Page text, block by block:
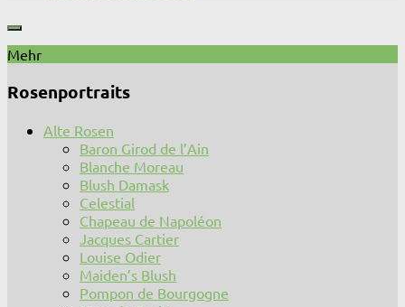
Mehr
Rosenportraits
Alte Rosen
Baron Girod de l’Ain
Blanche Moreau
Blush Damask
Celestial
Chapeau de Napoléon
Jacques Cartier
Louise Odier
Maiden’s Blush
Pompon de Bourgogne